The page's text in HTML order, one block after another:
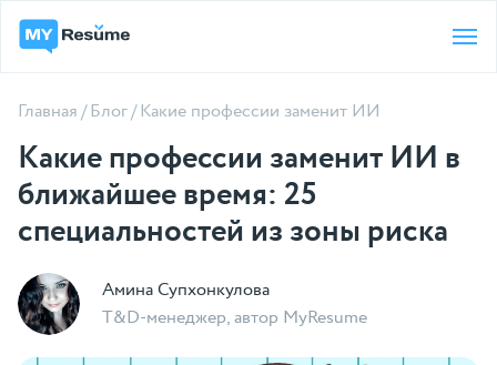
Главная/Блог/Какие профессии заменит ИИ
Какие профессии заменит ИИ в
ближайшее время: 25
специальностей из зоны риска
Амина Супхонкулова
T&D-менеджер, автор MyResume